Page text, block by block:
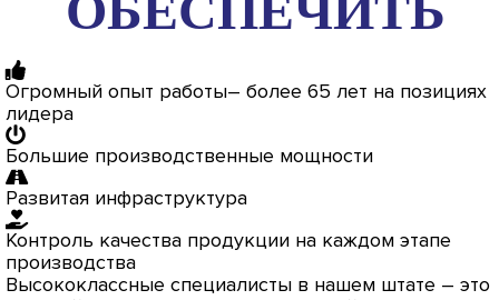
Огромный опыт работы– более 65 лет на позициях
лидера
Большие производственные мощности
Развитая инфраструктура
Контроль качества продукции на каждом этапе
производства
Высококлассные специалисты в нашем штате – это